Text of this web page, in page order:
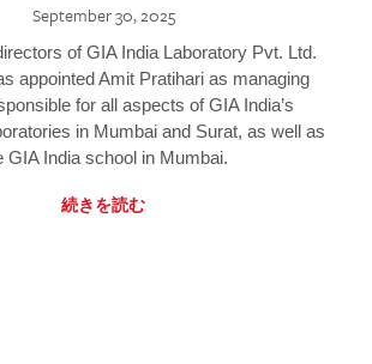
September 30, 2025
of GIA India Laboratory Pvt. Ltd.
appointed Amit Pratihari as managing
for all aspects of GIA India’s
in Mumbai and Surat, as well as
GIA India school in Mumbai.
続きを読む